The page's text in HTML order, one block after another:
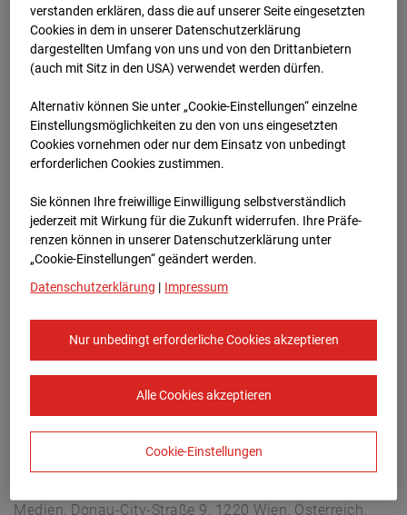
BC-114 BV-Ausbau
Bonatzbau -Cam2
Arnulf Klett Platz, 70173 Stuttgart
Zur Übersicht
Europe/Berlin
Medien, Donau-City-Straße 9, 1220 Wien, Österreich,
ver­standen erklären, dass die auf unserer Seite eingesetzten
Cookies in dem in unserer Datenschutzerklärung
dargestellten Umfang von uns und von den Drittanbietern
(auch mit Sitz in den USA) verwendet werden dürfen.
Alternativ können Sie unter „Cookie-Einstellungen“ einzelne
Einstellungsmöglichkeiten zu den von uns eingesetzten
Cookies vornehmen oder nur dem Einsatz von unbedingt
erforderlichen Cookies zustimmen.
Sie können Ihre freiwillige Einwilligung selbstverständlich
jederzeit mit Wirkung für die Zukunft widerrufen. Ihre Prä­fe­
renzen können in unserer Datenschutzerklärung unter
„Cookie-Einstellungen“ geändert werden.
Datenschutzerklärung | Impressum
Nur unbedingt erforderliche Cookies akzeptieren
Alle Cookies akzeptieren
Cookie-Einstellungen